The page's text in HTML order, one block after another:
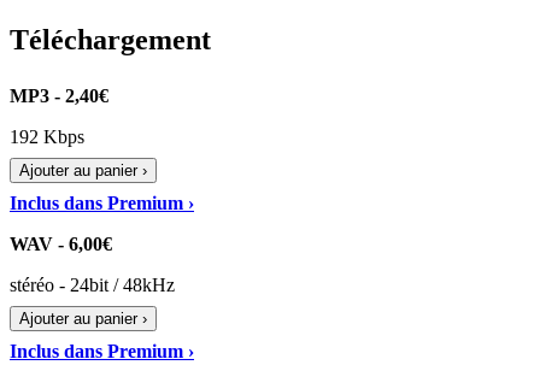
Téléchargement
MP3 - 2,40€
192 Kbps
Ajouter au panier ›
Inclus dans Premium ›
WAV - 6,00€
stéréo - 24bit / 48kHz
Ajouter au panier ›
Inclus dans Premium ›